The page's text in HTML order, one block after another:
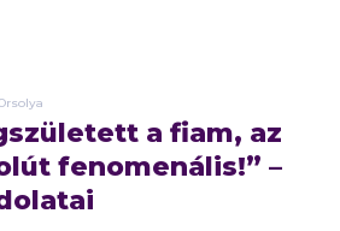
a fiam, az
fenomenális!” –